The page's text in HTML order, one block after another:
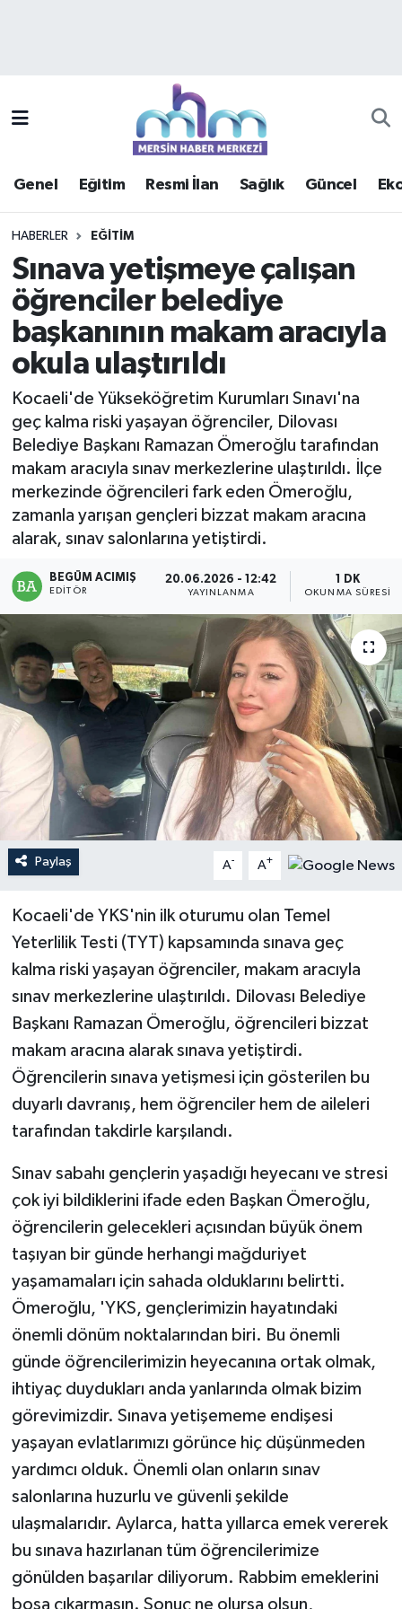
Genel Eğitim Resmi İlan Sağlık Güncel
HABERLER EĞITIM
Sınava yetişmeye çalışan
öğrenciler belediye
başkanının makam aracıyla
okula ulaştırıldı
Kocaeli'de Yükseköğretim Kurumları Sınavı'na
geç kalma riski yaşayan öğrenciler, Dilovası
Belediye Başkanı Ramazan Ömeroğlu tarafından
makam aracıyla sınav merkezlerine ulaştırıldı. İlçe
merkezinde öğrencileri fark eden Ömeroğlu,
zamanla yarışan gençleri bizzat makam aracına
alarak, sınav salonlarına yetiştirdi.
BEGÜM ACIMIŞ
EDITÖR
20.06.2026 - 12:42
YAYINLANMA
1 DK
OKUNMA SÜRESI
Paylaş A- A+
Kocaeli'de YKS'nin ilk oturumu olan Temel
Yeterlilik Testi (TYT) kapsamında sınava geç
kalma riski yaşayan öğrenciler, makam aracıyla
sınav merkezlerine ulaştırıldı. Dilovası Belediye
Başkanı Ramazan Ömeroğlu, öğrencileri bizzat
makam aracına alarak sınava yetiştirdi.
Öğrencilerin sınava yetişmesi için gösterilen bu
duyarlı davranış, hem öğrenciler hem de aileleri
tarafından takdirle karşılandı.
Sınav sabahı gençlerin yaşadığı heyecanı ve stresi
çok iyi bildiklerini ifade eden Başkan Ömeroğlu,
öğrencilerin gelecekleri açısından büyük önem
taşıyan bir günde herhangi mağduriyet
yaşamamaları için sahada olduklarını belirtti.
Ömeroğlu, 'YKS, gençlerimizin hayatındaki
önemli dönüm noktalarından biri. Bu önemli
günde öğrencilerimizin heyecanına ortak olmak,
ihtiyaç duydukları anda yanlarında olmak bizim
görevimizdir. Sınava yetişememe endişesi
yaşayan evlatlarımızı görünce hiç düşünmeden
yardımcı olduk. Önemli olan onların sınav
salonlarına huzurlu ve güvenli şekilde
ulaşmalarıdır. Aylarca, hatta yıllarca emek vererek
bu sınava hazırlanan tüm öğrencilerimize
gönülden başarılar diliyorum. Rabbim emeklerini
boşa çıkarmasın. Sonuç ne olursa olsun,
Güncel
Haberde insan
Kültür - Sanat
Mersin Tarihi
Özel Haber
Politika
Resmi İlan
Sağlık
Spor
Sürmanşet
Teknoloji
Mersin Trafik Yoğunluk Haritası
Süper Lig Puan Durumu ve Fikstür
Haber Arşivi